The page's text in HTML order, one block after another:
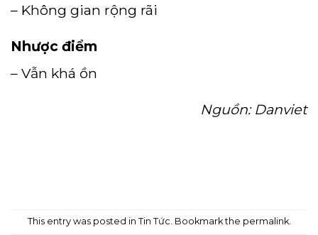
– Không gian rộng rãi
Nhược điểm
– Vẫn khá ồn
Nguồn: Danviet
This entry was posted in Tin Tức . Bookmark the permalink.